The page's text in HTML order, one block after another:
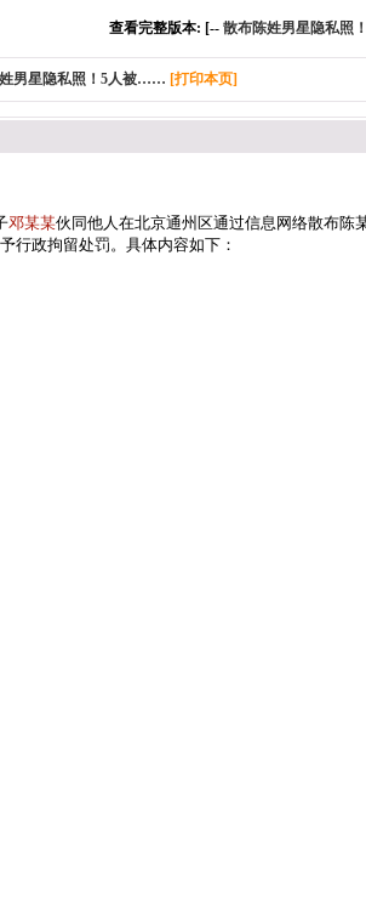
查看完整版本: [-- 散布陈姓男星隐私照
男星隐私照！5人被…… [打印本页]
邓某某伙同他人在北京通州区通过信息网络散布陈
行政拘留处罚。具体内容如下：